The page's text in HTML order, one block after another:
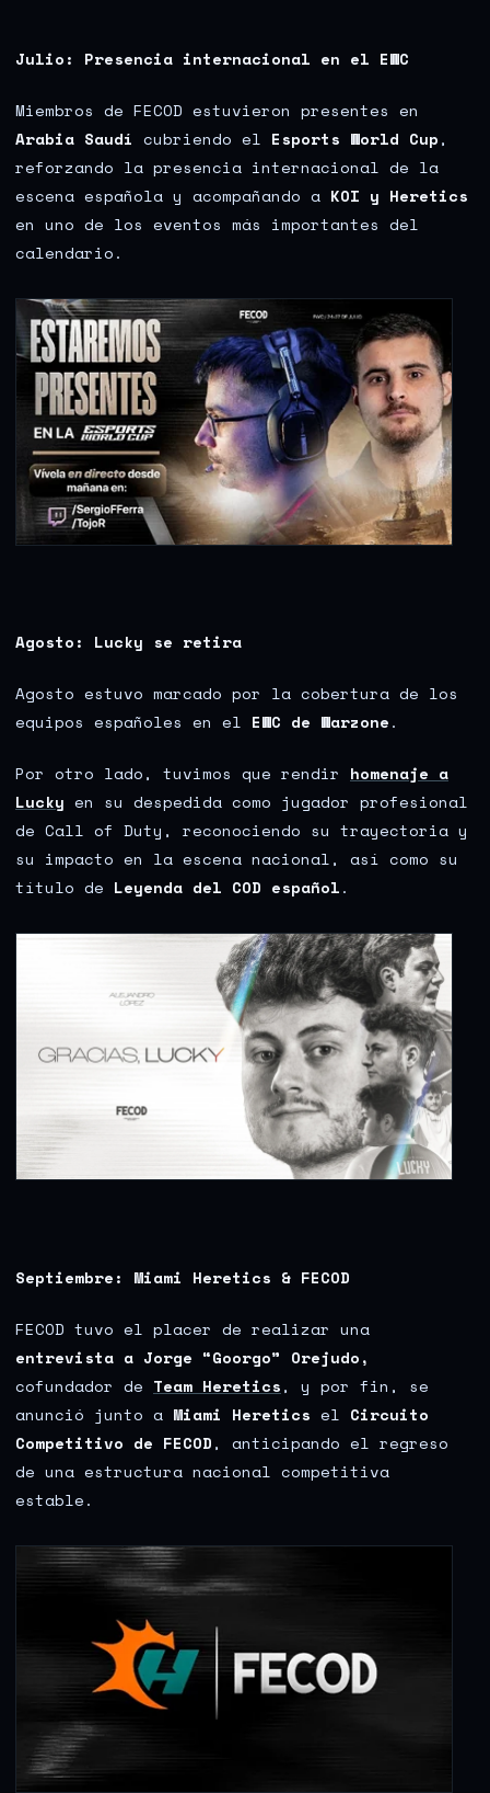
Julio: Presencia internacional en el EWC
Miembros de FECOD estuvieron presentes en
Arabia Saudí cubriendo el Esports World Cup,
reforzando la presencia internacional de la
escena española y acompañando a KOI y Heretics
en uno de los eventos más importantes del
calendario.
Agosto: Lucky se retira
Agosto estuvo marcado por la cobertura de los
equipos españoles en el EWC de Warzone.
Por otro lado, tuvimos que rendir homenaje a
Lucky en su despedida como jugador profesional
de Call of Duty, reconociendo su trayectoria y
su impacto en la escena nacional, así como su
título de Leyenda del COD español.
Septiembre: Miami Heretics & FECOD
FECOD tuvo el placer de realizar una
entrevista a Jorge “Goorgo” Orejudo,
cofundador de Team Heretics, y por fin, se
anunció junto a Miami Heretics el Circuito
Competitivo de FECOD, anticipando el regreso
de una estructura nacional competitiva
estable.